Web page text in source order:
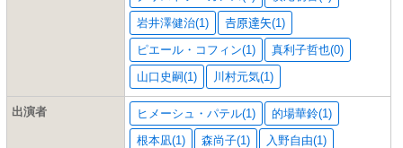
岩井澤健治(1)
𠮷原達矢(1)
ピエール・コフィン(1)
真利子哲也(0)
山口史嗣(1)
川村元気(1)
出演者 ヒメーシュ・パテル(1)
的場華鈴(1)
根本凪(1)
森尚子(1)
入野自由(1)